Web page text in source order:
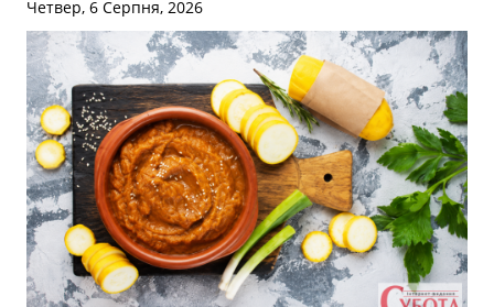
Четвер, 6 Серпня, 2026